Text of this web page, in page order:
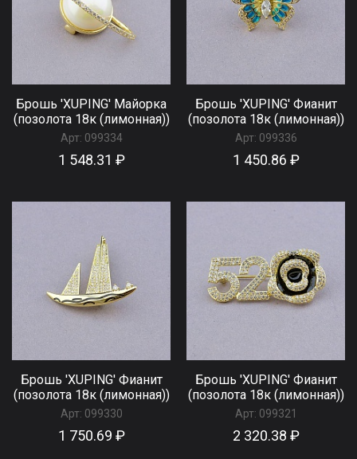
Брошь 'XUPING' Майорка
(позолота 18к (лимонная))
Арт: 099334
1 548.31 ₽
Брошь 'XUPING' Фианит
(позолота 18к (лимонная))
Арт: 099336
1 450.86 ₽
Брошь 'XUPING' Фианит
(позолота 18к (лимонная))
Арт: 099330
1 750.69 ₽
Брошь 'XUPING' Фианит
(позолота 18к (лимонная))
Арт: 099321
2 320.38 ₽